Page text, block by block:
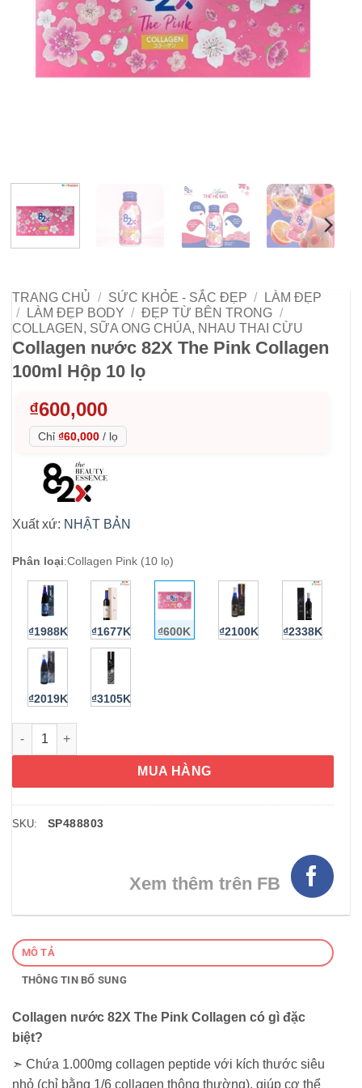
TRANG CHỦ / SỨC KHỎE - SẮC ĐẸP /
LÀM ĐẸP
/
LÀM ĐẸP BODY / ĐẸP TỪ BÊN TRONG /
COLLAGEN, SỮA ONG CHÚA, NHAU THAI CỪU
Collagen nước 82X The Pink Collagen
100ml Hộp 10 lọ
₫600,000
Chỉ ₫60,000 / lọ
Xuất xứ: NHẬT BẢN
Phân loại:Collagen Pink (10 lọ)
₫1988K ₫1677K ₫600K ₫2100K ₫2338K
₫2019K ₫3105K
Collagen nước 82X The Pink Collagen 100ml Hộp 10 lọ số
MUA HÀNG
SKU: SP488803
Xem thêm trên FB
MÔ TẢ
THÔNG TIN BỔ SUNG
Collagen nước 82X The Pink Collagen có gì đặc
biệt?
➣ Chứa 1.000mg collagen peptide với kích thước siêu
nhỏ (chỉ bằng 1/6 collagen thông thường), giúp cơ thể